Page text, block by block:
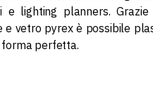
e lighting planners.‎
e vetro pyrex è possibile
forma perfetta.‎